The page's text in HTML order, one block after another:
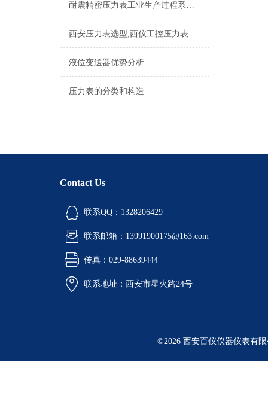
耐震精密压力表工业生产过程系统组成
西安压力表选型,西仪工控压力表厂家
液位变送器优势分析
压力表的分类和构造
Contact Us
联系QQ：1328206429
联系邮箱：13991900175@163.com
传真：029-88639444
联系地址：西安市星火路24号
©2026 西安百仪仪器仪表有